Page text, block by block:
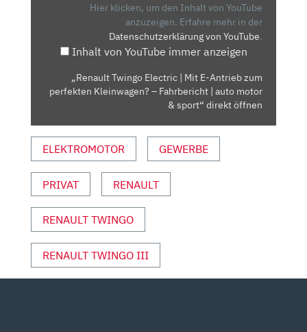
PERFEKTEN
KLEINWAGEN?
|
AUTO
MOTOR
VON
YOUTUBE
ANZEIGEN
Hier klicken, um den Inhalt von YouTube
anzuzeigen. Erfahre mehr in der
Datenschutzerklärung von YouTube.
Inhalt von YouTube immer anzeigen
„Renault Twingo Electric | Mit E-Antrieb zum
perfekten Kleinwagen? – Fahrbericht | auto motor
& sport“ direkt öffnen
ELEKTROMOTOR GEWERBE
PRIVAT RENAULT
RENAULT TWINGO
RENAULT TWINGO III